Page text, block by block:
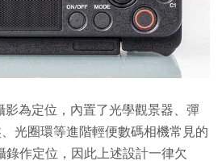
影為定位，內置了光學觀景器、彈
光圈環等進階輕便數碼相機常見的
錄作定位，因此上述設計一律欠